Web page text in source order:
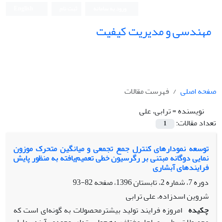
مهندسی و مدیریت کیفیت
صفحه اصلی
فهرست مقالات
نویسنده =ترابی، علی
تعداد مقالات:
1
توسعه نمودارهای کنترل جمع تجمعی و میانگین متحرک موزون
نمایی دوگانه مبتنی بر رگرسیون خطی تعمیم‌یافته به منظور پایش
فرایندهای آبشاری
دوره 7، شماره 2، تابستان 1396، صفحه
82-93
شروین اسدزاده، علی ترابی
چکیده امروزه فرایند تولید بیشترمحصولات به گونه­‌ای است که